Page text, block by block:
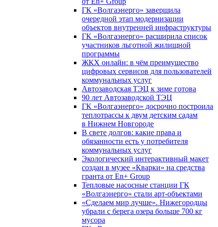
ГК «Волгаэнерго» завершила
очередной этап модернизации
объектов внутренней инфраструктуры
ГК «Волгаэнерго» расширила список
участников льготной жилищной
программы
ЖКХ онлайн: в чём преимущество
цифровых сервисов для пользователей
коммунальных услуг
Автозаводская ТЭЦ к зиме готова
90 лет Автозаводской ТЭЦ
ГК «Волгаэнерго» досрочно построила
теплотрассы к двум детским садам
в Нижнем Новгороде
В свете долгов: какие права и
обязанности есть у потребителя
коммунальных услуг
Экологический интерактивный макет
создан в музее «Кварки» на средства
гранта от En+ Group
Тепловые насосные станции ГК
«Волгаэнерго» стали арт-объектами
«Сделаем мир лучше». Нижегородцы
убрали с берега озера больше 700 кг
мусора